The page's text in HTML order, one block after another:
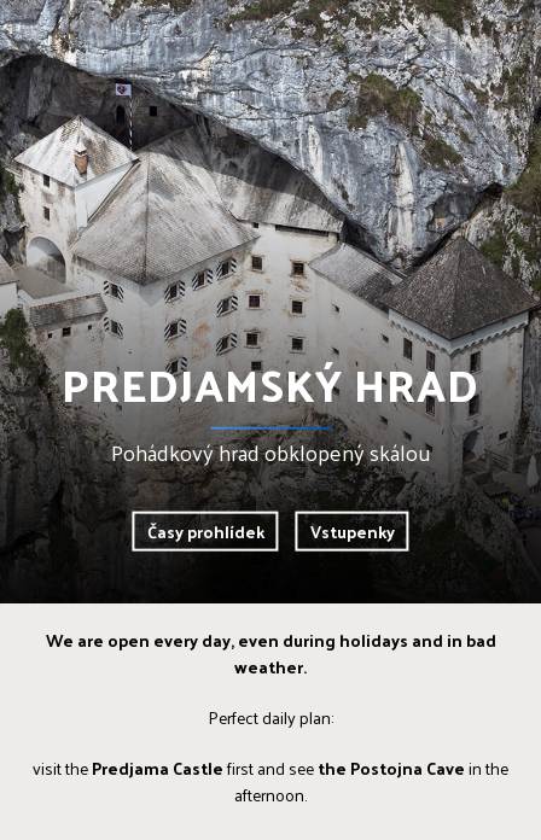
PREDJAMSKÝ HRAD
Pohádkový hrad obklopený skálou
Časy prohlídek Vstupenky
We are open every day, even during holidays and in bad
weather.
Perfect daily plan:
visit thePredjama Castlefirst and seethe Postojna Cavein the
afternoon.